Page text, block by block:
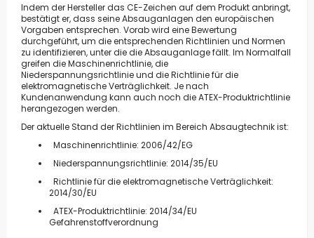
Indem der Hersteller das CE-Zeichen auf dem Produkt anbringt,
bestätigt er, dass seine Absauganlagen den europäischen
Vorgaben entsprechen. Vorab wird eine Bewertung
durchgeführt, um die entsprechenden Richtlinien und Normen
zu identifizieren, unter die die Absauganlage fällt. Im Normalfall
greifen die Maschinenrichtlinie, die
Niederspannungsrichtlinie und die Richtlinie für die
elektromagnetische Verträglichkeit. Je nach
Kundenanwendung kann auch noch die ATEX-Produktrichtlinie
herangezogen werden.
Der aktuelle Stand der Richtlinien im Bereich Absaugtechnik ist:
Maschinenrichtlinie: 2006/42/EG
Niederspannungsrichtlinie: 2014/35/EU
Richtlinie für die elektromagnetische Verträglichkeit:
2014/30/EU
ATEX-Produktrichtlinie: 2014/34/EU
Gefahrenstoffverordnung